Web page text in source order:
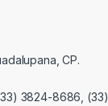
CP.
3824-8686, (33)